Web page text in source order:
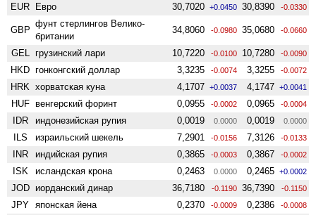
EUR Евро 30,7020 +0.0450 30,8390 -0.0330
GBP
фунт стерлингов Велико­
британии
34,8060 -0.0980 35,0680 -0.0660
GEL грузинский лари 10,7220 -0.0100 10,7280 -0.0090
HKD гонконгский доллар 3,3235 -0.0074 3,3255 -0.0072
HRK хорватская куна 4,1707 +0.0037 4,1747 +0.0041
HUF венгерский форинт 0,0955 -0.0002 0,0965 -0.0004
IDR индонезийская рупия 0,0019 0.0000 0,0019 0.0000
ILS израильский шекель 7,2901 -0.0156 7,3126 -0.0133
INR индийская рупия 0,3865 -0.0003 0,3867 -0.0002
ISK исландская крона 0,2463 0.0000 0,2465 +0.0002
JOD иорданский динар 36,7180 -0.1190 36,7390 -0.1150
JPY японская йена 0,2370 -0.0009 0,2386 -0.0008